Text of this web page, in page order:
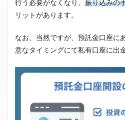
行う必要がなくなり、 振り込みの
リットがあります。
なお、当然ですが、預託金口座に
意なタイミングにて私有口座に出